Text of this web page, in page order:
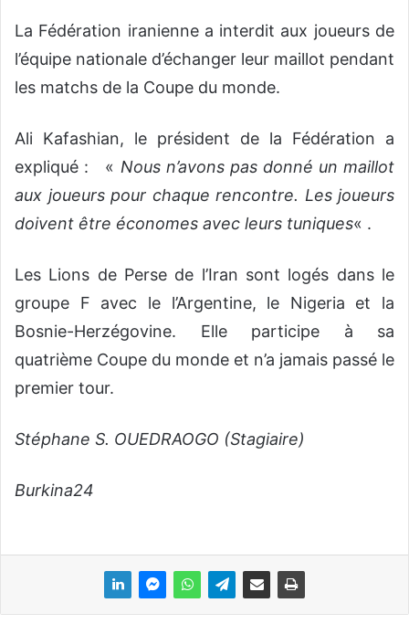
l
La Fédération iranienne a interdit aux joueurs de
l’équipe nationale d’échanger leur maillot pendant
les matchs de la Coupe du monde.
Ali Kafashian, le président de la Fédération a
expliqué : « Nous n’avons pas donné un maillot
aux joueurs pour chaque rencontre. Les joueurs
doivent être économes avec leurs tuniques« .
Les Lions de Perse de l’Iran sont logés dans le
groupe F avec le l’Argentine, le Nigeria et la
Bosnie-Herzégovine. Elle participe à sa
quatrième Coupe du monde et n’a jamais passé le
premier tour.
Stéphane S. OUEDRAOGO (Stagiaire)
Burkina24